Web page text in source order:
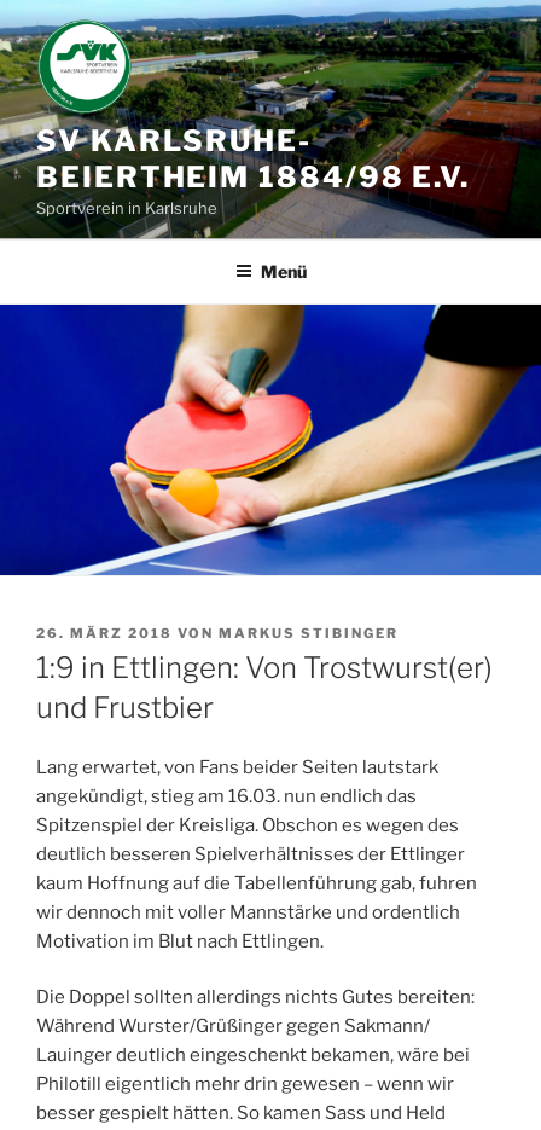
Zum
Inhalt
springen
SV KARLSRUHE-
BEIERTHEIM 1884/98 E.V.
Sportverein in Karlsruhe
Menü
VERÖFFENTLICHT
AM
26. MÄRZ 2018 VON MARKUS STIBINGER
1:9 in Ettlingen: Von Trostwurst(er)
und Frustbier
Lang erwartet, von Fans beider Seiten lautstark
angekündigt, stieg am 16.03. nun endlich das
Spitzenspiel der Kreisliga. Obschon es wegen des
deutlich besseren Spielverhältnisses der Ettlinger
kaum Hoffnung auf die Tabellenführung gab, fuhren
wir dennoch mit voller Mannstärke und ordentlich
Motivation im Blut nach Ettlingen.
Die Doppel sollten allerdings nichts Gutes bereiten:
Während Wurster/Grüßinger gegen Sakmann/
Lauinger deutlich eingeschenkt bekamen, wäre bei
Philotill eigentlich mehr drin gewesen – wenn wir
besser gespielt hätten. So kamen Sass und Held